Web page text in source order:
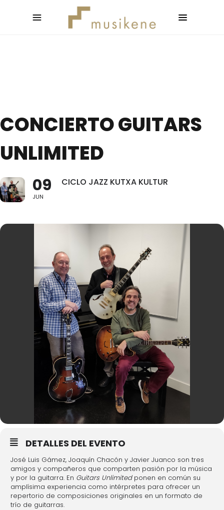
CONCIERTO GUITARS
UNLIMITED
09
JUN
CICLO JAZZ KUTXA KULTUR
DETALLES DEL EVENTO
José Luis Gámez, Joaquín Chacón y Javier Juanco son tres
amigos y compañeros que comparten pasión por la música
y por la guitarra. En Guitars Unlimitedponen en común su
amplísima experiencia como intérpretes para ofrecer un
repertorio de composiciones originales en un formato de
trío de guitarras.